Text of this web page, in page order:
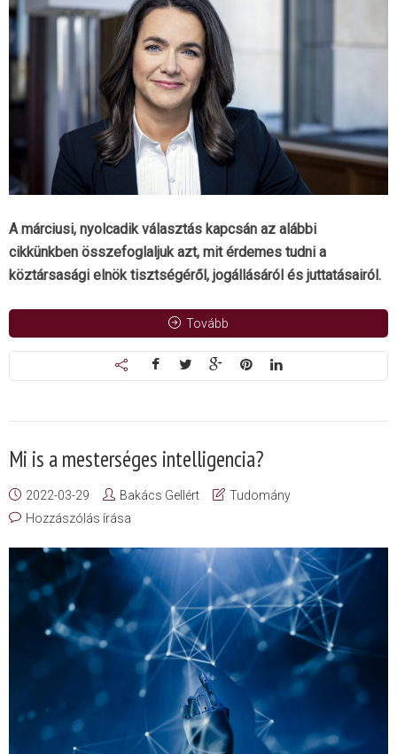
A márciusi, nyolcadik választás kapcsán az alábbi
cikkünkben összefoglaljuk azt, mit érdemes tudni a
köztársasági elnök tisztségéről, jogállásáról és juttatásairól.
Tovább
Mi is a mesterséges intelligencia?
2022-03-29 Bakács Gellért
Tudomány
Hozzászólás írása